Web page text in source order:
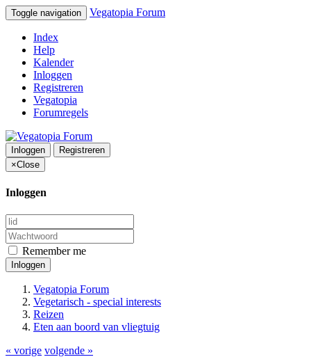
Toggle navigation Vegatopia Forum
Index
Help
Kalender
Inloggen
Registreren
Vegatopia
Forumregels
Inloggen
Registreren
×Close
Inloggen
Remember me
Inloggen
Vegatopia Forum
Vegetarisch - special interests
Reizen
Eten aan boord van vliegtuig
« vorige volgende »